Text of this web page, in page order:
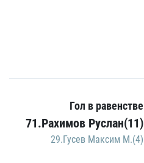
Гол в равенстве
71.Рахимов Руслан(11)
29.Гусев Максим М.(4)